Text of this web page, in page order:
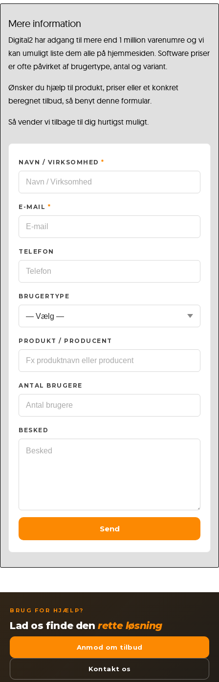
Mere information
Digital2 har adgang til mere end 1 million varenumre og vi
kan umuligt liste dem alle på hjemmesiden. Software priser
er ofte påvirket af brugertype, antal og variant.
Ønsker du hjælp til produkt, priser eller et konkret
beregnet tilbud, så benyt denne formular.
Så vender vi tilbage til dig hurtigst muligt.
NAVN / VIRKSOMHED *
E-MAIL *
TELEFON
BRUGERTYPE
PRODUKT / PRODUCENT
ANTAL BRUGERE
BESKED
Send
BRUG FOR HJÆLP?
Lad os finde denrette løsning
Anmod om tilbud
Kontakt os